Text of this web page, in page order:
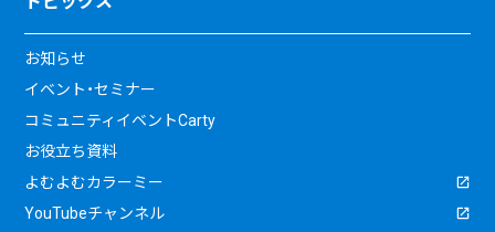
お知らせ
イベント・セミナー
コミュニティイベントCarty
お役立ち資料
よむよむカラーミー
YouTubeチャンネル